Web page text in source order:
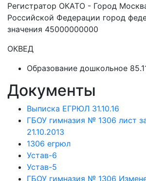
Регистратор ОКАТО - Город
Российской Федерации город
значения 45000000000
ОКВЕД
Образование дошкольное
Документы
Выписка ЕГРЮЛ 31.10.16
ГБОУ гимназия № 1306 лист
21.10.2013
1306 егрюл
Устав-6
Устав-5
ГБОУ гимназия № 1306